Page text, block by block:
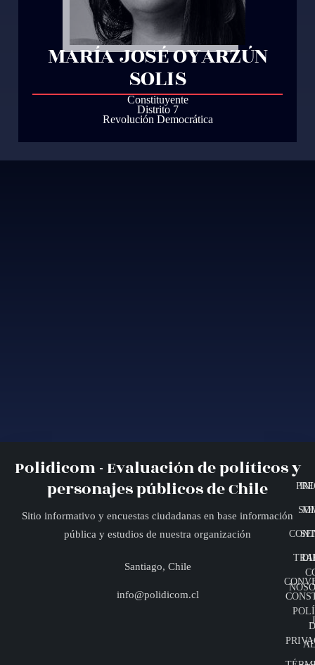
MARÍA JOSÉ OYARZÚN
SOLIS
Constituyente
Distrito 7
Revolución Democrática
Polidicom - Evaluación de políticos y
personajes públicos de Chile
Sitio informativo y encuestas ciudadanas en base información
pública y estudios de nuestra organización
Santiago, Chile
info@polidicom.cl